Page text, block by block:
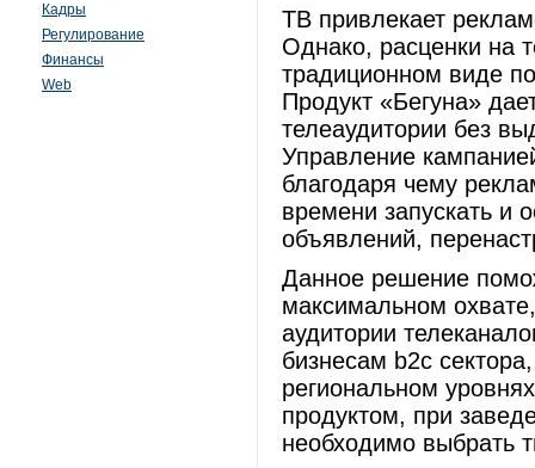
Кадры
Регулирование
Финансы
Web
ТВ привлекает
Однако, расценки на
традиционном виде
Продукт «Бегуна»
телеаудитории без
Управление
благодаря чему
времени запускать и
объявлений,
Данное решение
максимальном
аудитории
бизнесам b2c
региональном
продуктом, при
необходимо выбрать